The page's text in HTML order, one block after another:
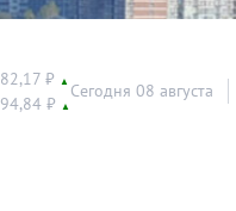
82,17 ₽ ▲
94,84 ₽ ▲
Сегодня 08 августа